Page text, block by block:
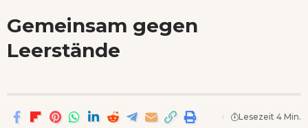
Gemeinsam gegen
Leerstände
Lesezeit 4 Min.